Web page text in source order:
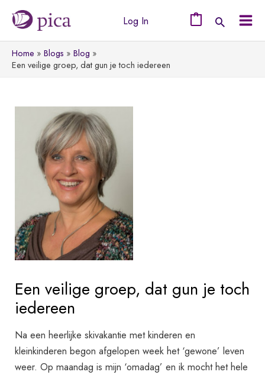
naar
de
inhoud
Log In
Home Blogs
Blog
Een veilige groep, dat gun je toch iedereen
Een veilige groep, dat gun je toch
iedereen
Na een heerlijke skivakantie met kinderen en
kleinkinderen begon afgelopen week het ‘gewone’ leven
weer. Op maandag is mijn ‘omadag’ en ik mocht het hele